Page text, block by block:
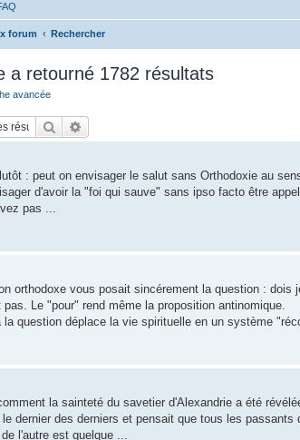
forum Rechercher
a retourné 1782 résultats
avancée
Rechercher
: peut on envisager le salut sans Orthodoxie au
d'avoir la "foi qui sauve" sans ipso facto être
pas ...
orthodoxe vous posait sincérement la question : dois
pas. Le "pour" rend même la proposition antinomique.
la question déplace la vie spirituelle en un système
la sainteté du savetier d'Alexandrie a été
le dernier des derniers et pensait que tous les
l'autre est quelque ...